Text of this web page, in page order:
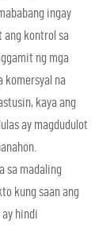
ingay
ang kontrol sa
ng mga
komersyal na
kaya ang
ay magdudulot
sa madaling
kung saan ang
ay hindi